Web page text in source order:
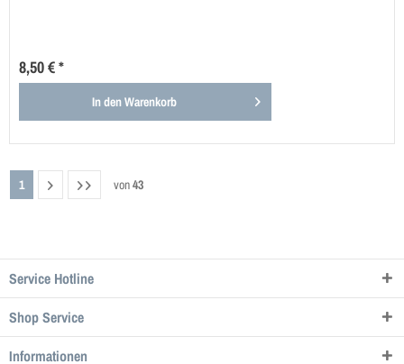
8,50 € *
In denWarenkorb
1 von43
Service Hotline
Shop Service
Informationen